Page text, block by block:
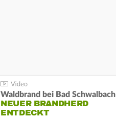
Waldbrand bei Bad Schwalbach
NEUER BRANDHERD
ENTDECKT